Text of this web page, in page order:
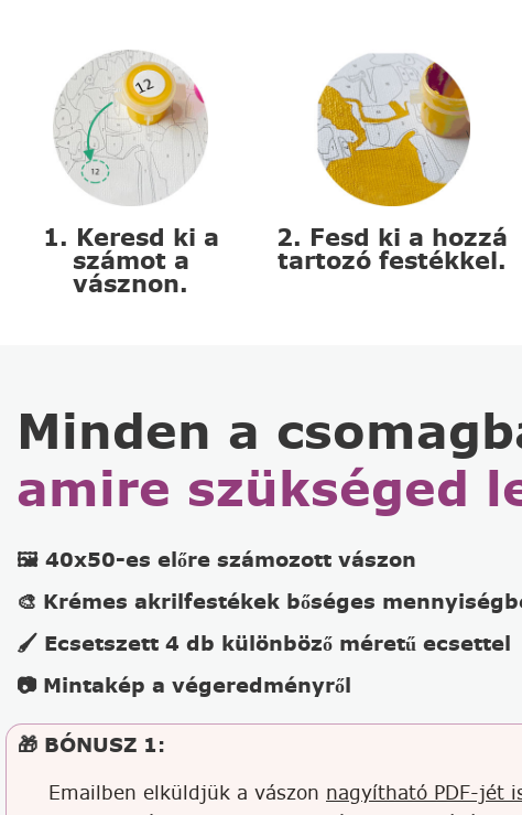
1. Keresd ki a
számot a
vásznon.
2. Fesd ki a hozzá
tartozó festékkel.
Minden a
amire szükséged
🖼️ 40x50-es előre számozott vászon
🎨 Krémes akrilfestékek bőséges
🖌️ Ecsetszett 4 db különböző méretű ecsettel
📷 Mintakép a végeredményről
🎁 BÓNUSZ 1:
Emailben elküldjük a vászon nagyítható PDF-jét